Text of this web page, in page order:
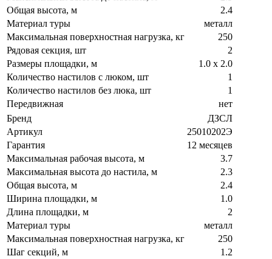
Общая высота, м
2.4
Материал туры
металл
Максимальная поверхностная нагрузка, кг
250
Рядовая секция, шт
2
Размеры площадки, м
1.0 х 2.0
Количество настилов с люком, шт
1
Количество настилов без люка, шт
1
Передвижная
нет
Бренд
ДЗСЛ
Артикул
25010202Э
Гарантия
12 месяцев
Максимальная рабочая высота, м
3.7
Максимальная высота до настила, м
2.3
Общая высота, м
2.4
Ширина площадки, м
1.0
Длина площадки, м
2
Материал туры
металл
Максимальная поверхностная нагрузка, кг
250
Шаг секций, м
1.2